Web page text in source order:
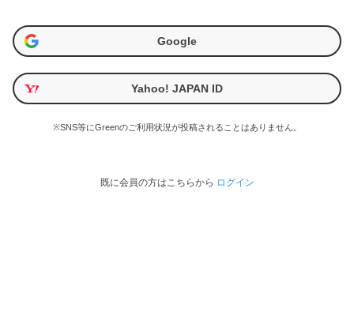
Google
Yahoo! JAPAN ID
※SNS等にGreenのご利用状況が投稿されることはありません。
既に会員の方はこちらから ログイン